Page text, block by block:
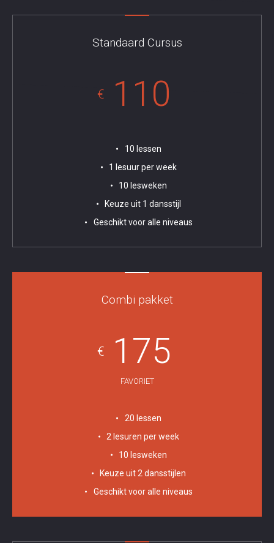
Standaard Cursus
€ 110
10 lessen
1 lesuur per week
10 lesweken
Keuze uit 1 dansstijl
Geschikt voor alle niveaus
Combi pakket
€ 175
FAVORIET
20 lessen
2 lesuren per week
10 lesweken
Keuze uit 2 dansstijlen
Geschikt voor alle niveaus